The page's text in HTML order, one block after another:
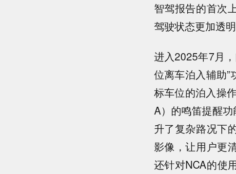
智驾报告的首次
驾驶状态更加透明
进入2025年7月
位离车泊入辅助
标车位的泊入操
A）的鸣笛提醒
升了复杂路况下
影像，让用户更
还针对NCA的使